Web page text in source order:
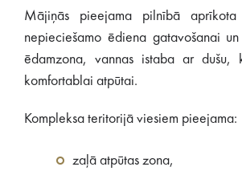
Mājiņās pieejama pilnībā
nepieciešamo ēdiena gatavošanai
ēdamzona, vannas istaba ar dušu,
komfortablai atpūtai.
Kompleksa teritorijā viesiem pieejama:
zaļā atpūtas zona,